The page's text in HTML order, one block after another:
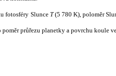
fotosféry Slunce T(5 780 K), poloměr
průřezu planetky a povrchu koule